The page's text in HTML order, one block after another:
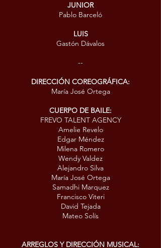
JUNIOR
Pablo Barceló
LUIS
Gastón Dávalos
--
DIRECCIÓN COREOGRÁFICA:
María José Ortega
CUERPO DE BAILE:
FREVO TALENT AGENCY
Amelie Revelo
Edgar Méndez
Milena Romero
Wendy Valdez
Alejandro Silva
María José Ortega
Samadhi Marquez
Francisco Viteri
David Tejada
Mateo Solís
ARREGLOS Y DIRECCIÓN MUSICAL: